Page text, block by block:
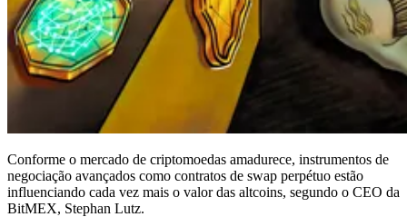
Conforme o mercado de criptomoedas amadurece, instrumentos de
negociação avançados como contratos de swap perpétuo estão
influenciando cada vez mais o valor das altcoins, segundo o CEO da
BitMEX, Stephan Lutz.